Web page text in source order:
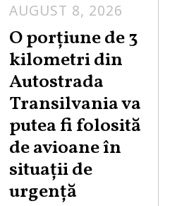
AUGUST 8, 2026
U
G
T
8
O porțiune de 3
kilometri din
Autostrada
Transilvania va
putea fi folosită
de avioane în
situații de
urgență